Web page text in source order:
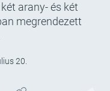
arany- és két
megrendezett
20.